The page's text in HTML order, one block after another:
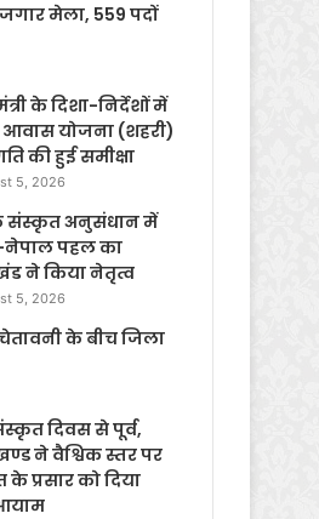
मेला, 559 पदों
के दिशा-निर्देशों में
योजना (शहरी)
की हुई समीक्षा
5, 2026
संस्कृत अनुसंधान में
नेपाल पहल का
ने किया नेतृत्व
5, 2026
चेतावनी के बीच जिला
दिवस से पूर्व,
ने वैश्विक स्तर पर
प्रसार को दिया